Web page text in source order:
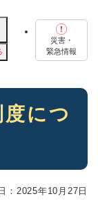
災害・
緊急情報
につ
：2025年10月27日